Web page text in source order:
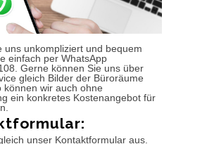
uns unkompliziert und bequem
einfach per WhatsApp
Gerne können Sie uns über
gleich Bilder der Büroräume
können wir auch ohne
ein konkretes Kostenangebot für
unser Kontaktformular aus.